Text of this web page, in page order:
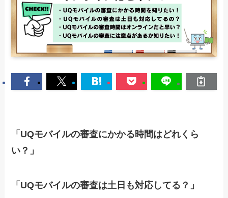
「UQモバイルの審査にかかる時間はどれくら
い？」
「UQモバイルの審査は土日も対応してる？」